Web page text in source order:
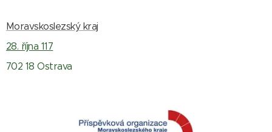
Moravskoslezský kraj
28. října 117
702 18 Ostrava